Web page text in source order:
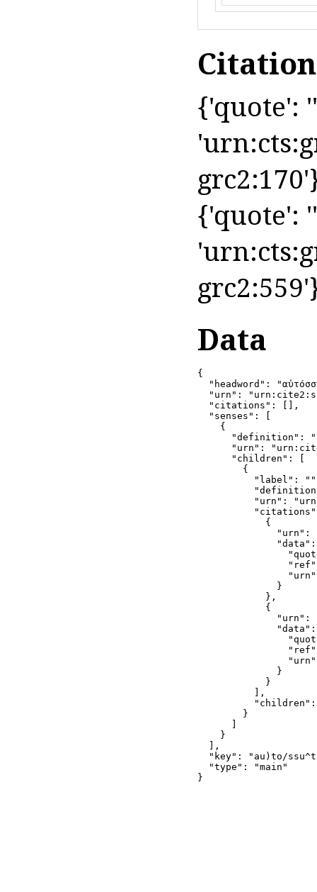
{'quote':
{'quote':
Data
{
"headword":
"urn":
  "citations": [],
  "senses": [
    {
"definition":
"urn":
      "children": [
        {
"label":
"urn":
            {
"urn":
              }
            },
            {
"urn":
              }
            }
          ],
        }
      ]
    }
  ],
"key": "au)to/
  "type": "main"
}